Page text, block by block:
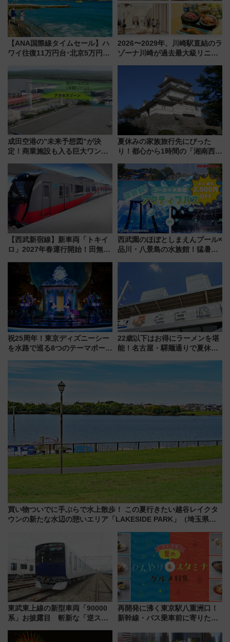
【ANA国際線タイムセール】ハ
ワイ往復11万円台･北京5万円台
来春のGW旅行まで狙える激ア
ツ路線まとめ（8/10まで）
2026〜2029年、川崎駅直結のラ
ゾーナ川崎が過去最大級リニュ
「いつから何が変わるか」徹底
成田空港の”未来予想図”が決
定！商業施設も入る巨大ワンタ
で新型特急が品川･羽田とを結
ぶ！ JR空港駅は2面3線化！
夏休みの家族旅行先にぴった
り！都心から1時間の「湘南西エ
島とは異なる魅力を持つ今夏の
注目スポット
【西武新宿線】新車両「トキイ
ロ」2027年春運行開始！田無・
「第2弾」も
西武園のほぼとしまえんプール×
品川・八景島の水族館！猛暑を
夏休みをお得に楽しむ！
祝25周年！東京ディズニーシー
を水路で巡る8つのテーマポート
22歳以下はお得にラーメンを堪
能！名古屋・驛麺通りで夏休み
よりスタート
買い物ついでに手ぶらで水上散歩！ この夏行きたい越谷レイクタ
ウンの新たな水辺の憩いエリア「LAKESIDE PARK」（埼玉県越
東武東上線の新型車両「90000
系」お披露目 斬新な「逆スラ
放的な車内空間に注目、デビュ
再開発に沸く東京駅八重洲口！
新幹線・バス乗車前に寄りたい
やり＆スタミナグルメ」6選【新